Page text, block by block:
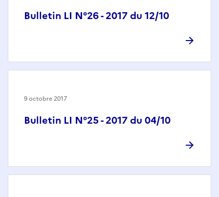
Bulletin LI N°26 - 2017 du 12/10
Bulletin LI N°25 - 2017 du 04/10
9 octobre 2017